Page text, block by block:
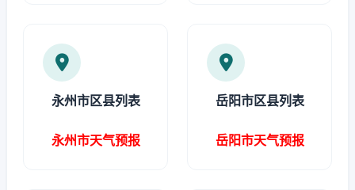
永州市区县列表
永州市天气预报
岳阳市区县列表
岳阳市天气预报